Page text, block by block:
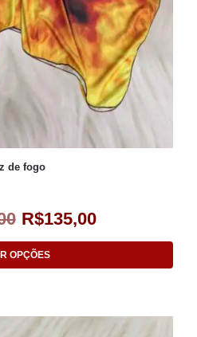
de fogo
R$135,00
OPÇÕES